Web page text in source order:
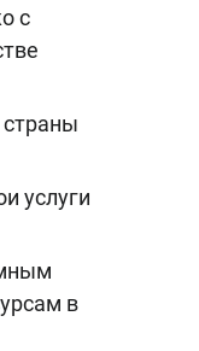
с
услуги
в